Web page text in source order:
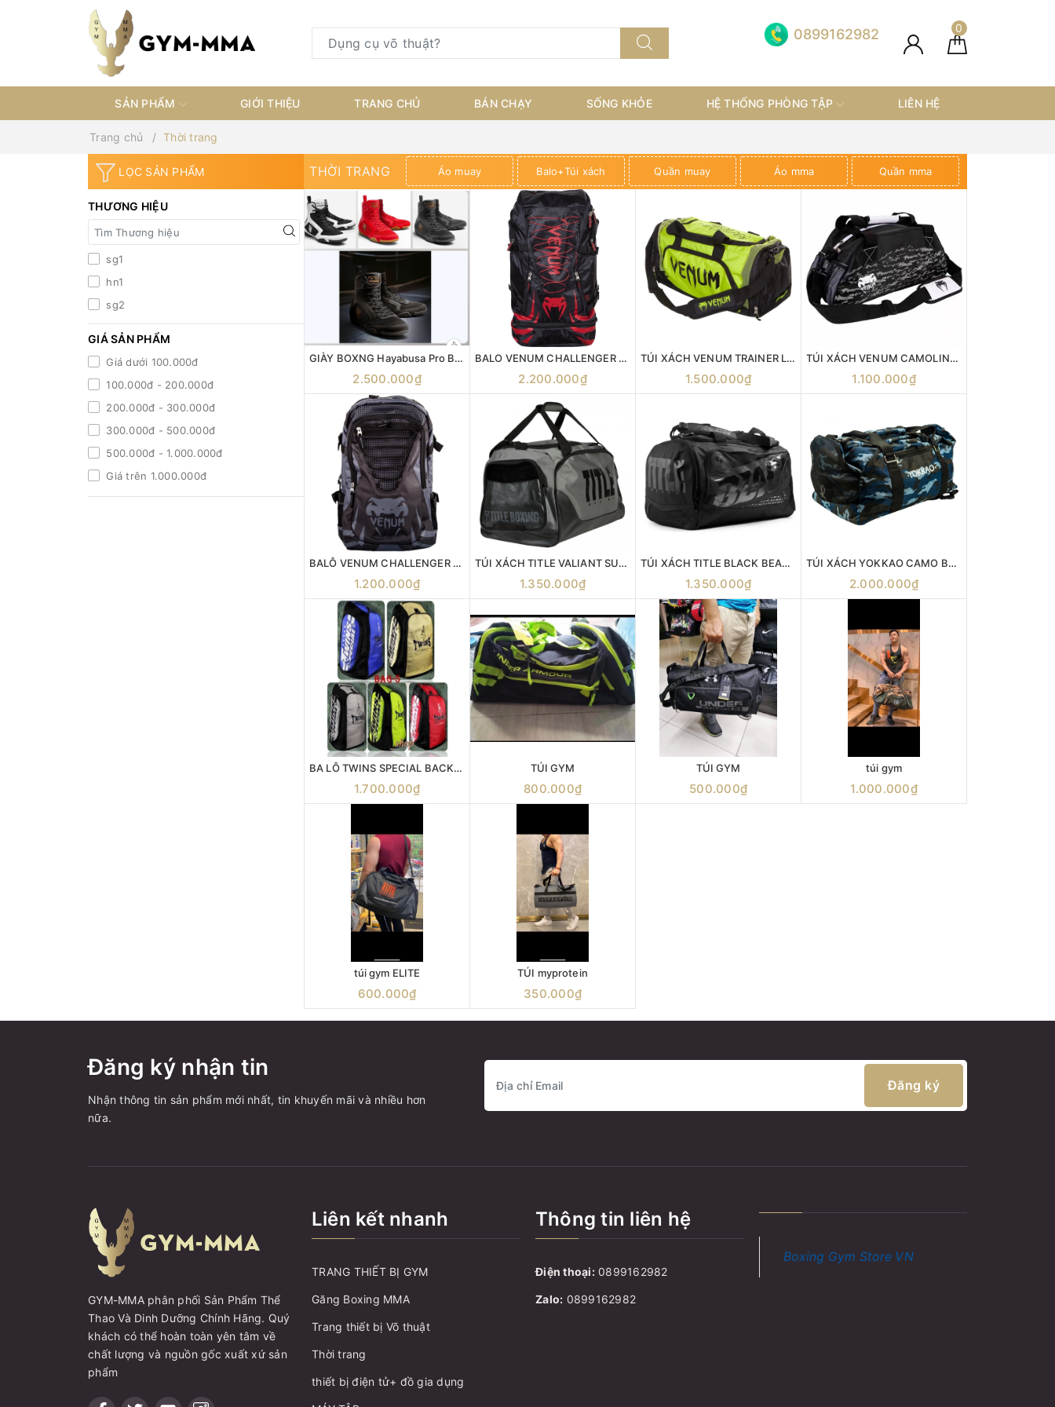
0
0899162982
SẢN PHẨM GIỚI THIỆU TRANG CHỦ BÁN CHẠY SỐNG KHỎE HỆ THỐNG PHÒNG TẬP LIÊN HỆ
Trang chủ Thời trang
LỌC SẢN PHẨM
THƯƠNG HIỆU
sg1
hn1
sg2
GIÁ SẢN PHẨM
Giá dưới 100.000đ
100.000đ - 200.000đ
200.000đ - 300.000đ
300.000đ - 500.000đ
500.000đ - 1.000.000đ
Giá trên 1.000.000đ
THỜI TRANG Áo muay Balo+Túi xách Quần muay Áo mma Quần mma
GIÀY BOXNG Hayabusa Pro Boxing Shoes Red
2.500.000₫
BALO VENUM CHALLENGER XTREM
2.200.000₫
TÚI XÁCH VENUM TRAINER LITE SPORTS BAG
1.500.000₫
TÚI XÁCH VENUM CAMOLINE SPORTS BAG
1.100.000₫
BALÔ VENUM CHALLENGER PRO BACKPACK GRAY
1.200.000₫
TÚI XÁCH TITLE VALIANT SUPER EQUIPMENT BAG
1.350.000₫
TÚI XÁCH TITLE BLACK BEAST SUPER SPORT BAG
1.350.000₫
TÚI XÁCH YOKKAO CAMO BLUE GYM BAG
2.000.000₫
BA LÔ TWINS SPECIAL BACKPACK
1.700.000₫
TÚI GYM
800.000₫
TÚI GYM
500.000₫
túi gym
1.000.000₫
túi gym ELITE
600.000₫
TÚI myprotein
350.000₫
Đăng ký nhận tin
Nhận thông tin sản phẩm mới nhất, tin khuyến mãi và nhiều hơn
nữa.
Đăng ký
GYM-MMA phân phối Sản Phẩm Thể
Thao Và Dinh Dưỡng Chính Hãng. Quý
khách có thể hoàn toàn yên tâm về
chất lượng và nguồn gốc xuất xứ sản
phẩm
Liên kết nhanh
TRANG THIẾT BỊ GYM
Găng Boxing MMA
Trang thiết bị Võ thuật
Thời trang
thiết bị điện tử+ đồ gia dụng
Thông tin liên hệ
Điện thoại: 0899162982
Zalo: 0899162982
Boxing Gym Store VN